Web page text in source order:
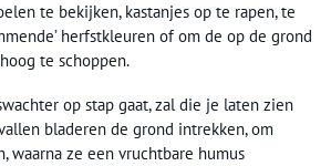
te bekijken, kastanjes op te rapen, te
herfstkleuren of om de op de grond
te schoppen.
op stap gaat, zal die je laten zien
bladeren de grond intrekken, om
waarna ze een vruchtbare humus